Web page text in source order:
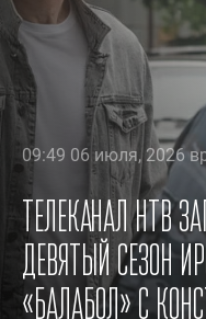
09:49 06 июля, 2026
Телеканал НТВ
девятый сезон
«Балабол» с